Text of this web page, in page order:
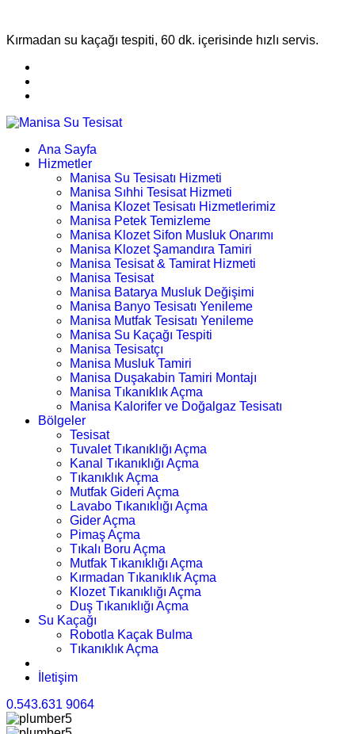
Kırmadan su kaçağı tespiti, 60 dk. içerisinde hızlı servis.
Ana Sayfa
Hizmetler
Manisa Su Tesisatı Hizmeti
Manisa Sıhhi Tesisat Hizmeti
Manisa Klozet Tesisatı Hizmetlerimiz
Manisa Petek Temizleme
Manisa Klozet Sifon Musluk Onarımı
Manisa Klozet Şamandıra Tamiri
Manisa Tesisat & Tamirat Hizmeti
Manisa Tesisat
Manisa Batarya Musluk Değişimi
Manisa Banyo Tesisatı Yenileme
Manisa Mutfak Tesisatı Yenileme
Manisa Su Kaçağı Tespiti
Manisa Tesisatçı
Manisa Musluk Tamiri
Manisa Duşakabin Tamiri Montajı
Manisa Tıkanıklık Açma
Manisa Kalorifer ve Doğalgaz Tesisatı
Bölgeler
Tesisat
Tuvalet Tıkanıklığı Açma
Kanal Tıkanıklığı Açma
Tıkanıklık Açma
Mutfak Gideri Açma
Lavabo Tıkanıklığı Açma
Gider Açma
Pimaş Açma
Tıkalı Boru Açma
Mutfak Tıkanıklığı Açma
Kırmadan Tıkanıklık Açma
Klozet Tıkanıklığı Açma
Duş Tıkanıklığı Açma
Su Kaçağı
Robotla Kaçak Bulma
Tıkanıklık Açma
İletişim
0.543.631 9064